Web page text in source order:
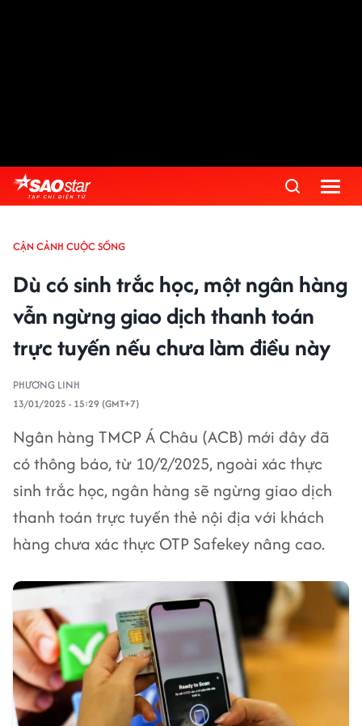
CẬN CẢNH CUỘC SỐNG
Dù có sinh trắc học, một ngân hàng
vẫn ngừng giao dịch thanh toán
trực tuyến nếu chưa làm điều này
PHƯƠNG LINH
13/01/2025 - 15:29 (GMT+7)
Ngân hàng TMCP Á Châu (ACB) mới đây đã
có thông báo, từ 10/2/2025, ngoài xác thực
sinh trắc học, ngân hàng sẽ ngừng giao dịch
thanh toán trực tuyến thẻ nội địa với khách
hàng chưa xác thực OTP Safekey nâng cao.